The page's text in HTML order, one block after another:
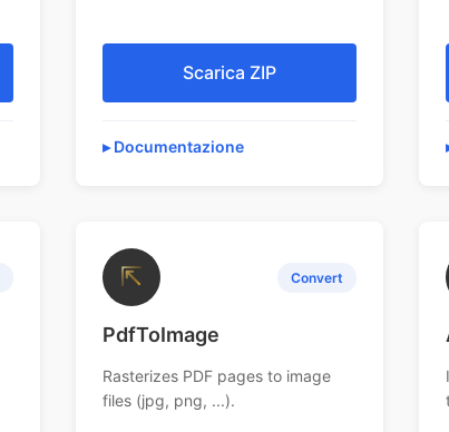
Scarica ZIP
Documentazione
⇱ Convert
PdfToImage
Rasterizes PDF pages to image
files (jpg, png, ...).